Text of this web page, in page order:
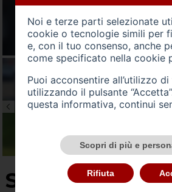
SU
Noi e terze parti selezionate
cookie o tecnologie simili per
e, con il tuo consenso, anche
come specificato nella cookie
Puoi acconsentire all’utilizzo
utilizzando il pulsante
questa informativa, continui
Scopri di più e
Rifiuta